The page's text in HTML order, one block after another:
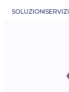
SOLUZIONISERVIZI